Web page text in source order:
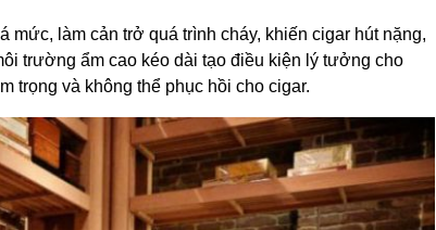
làm cản trở quá trình cháy, khiến cigar hút nặng,
trường ẩm cao kéo dài tạo điều kiện lý tưởng cho
trọng và không thể phục hồi cho cigar.